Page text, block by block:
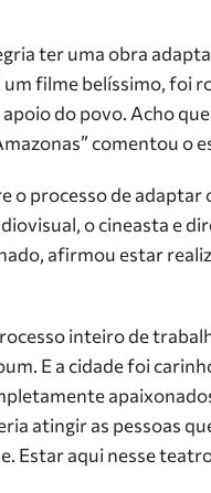
ter uma obra
um filme belíssimo, foi
do povo. Acho
comentou o
o processo de adaptar
o cineasta e
afirmou estar
inteiro de
E a cidade foi
atingir as pessoas
Estar aqui nesse